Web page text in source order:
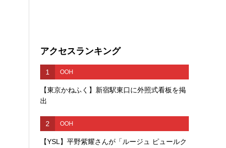
アクセスランキング
1 OOH
【東京かねふく】新宿駅東口に外照式看板を掲
出
2 OOH
【YSL】平野紫耀さんが「ルージュ ピュールク